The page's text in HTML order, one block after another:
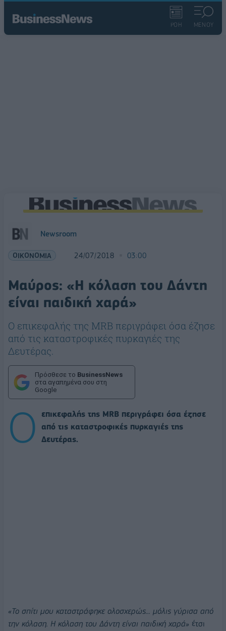
ΡΟΗ ΜΕΝΟΥ
Newsroom
ΟΙΚΟΝΟΜΙΑ 24/07/2018 03:00
Μαύρος: «Η κόλαση του Δάντη
είναι παιδική χαρά»
Ο επικεφαλής της MRB περιγράφει όσα έζησε
από τις καταστροφικές πυρκαγιές της
Δευτέρας.
Πρόσθεσε το BusinessNews
στα αγαπημένα σου στη
Google
Ο
επικεφαλής της MRB περιγράφει όσα έζησε
από τις καταστροφικές πυρκαγιές της
Δευτέρας.
«Το σπίτι μου καταστράφηκε ολοσχερώς... μόλις γύρισα από
την κόλαση. Η κόλαση του Δάντη είναι παιδική χαρά» έτσι